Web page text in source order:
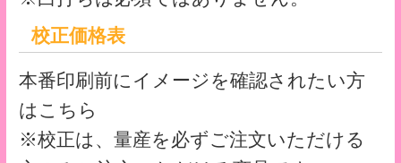
■サイズ：A4 用（220mm×310mm）
■印刷：デジタルオフセット印刷
■加工：抜き・溶着
■荷姿：適量梱包
※PPシートへの印刷は、お手持ちのプリン